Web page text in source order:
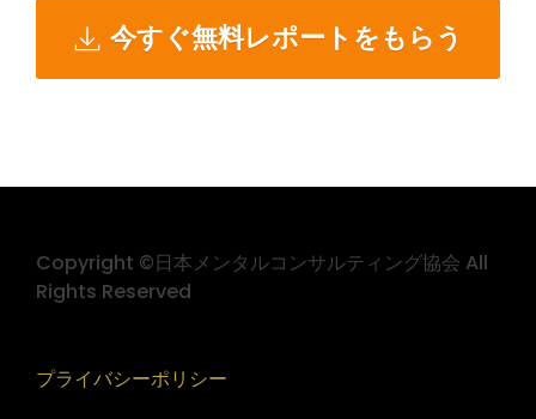
今すぐ無料レポートをもらう
Copyright ©日本メンタルコンサルティング協会 All
Rights Reserved
プライバシーポリシー